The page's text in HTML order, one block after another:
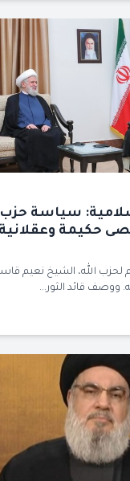
سياسة حزب
حكيمة
لحزب الله، الشيخ نعيم
ووصف قائد الثور...